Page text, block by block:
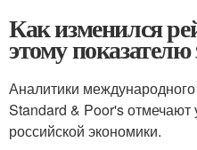
Как изменился
этому
Аналитики международного
Standard & Poor's
российской экономики.